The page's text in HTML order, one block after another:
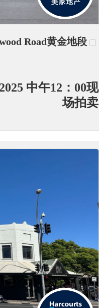
Road黄金地段
中午12：00现
场拍卖